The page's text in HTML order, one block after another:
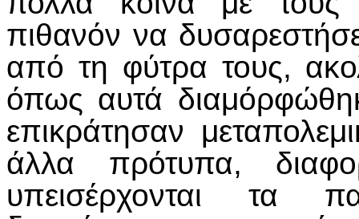
πιθανόν να
από τη φύτρα τους,
όπως αυτά
επικράτησαν
άλλα πρότυπα,
υπεισέρχονται τα